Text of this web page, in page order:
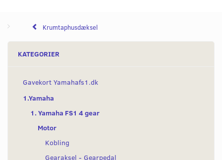
Krumtaphusdæksel
KATEGORIER
Gavekort Yamahafs1.dk
1.Yamaha
1. Yamaha FS1 4 gear
Motor
Kobling
Gearaksel - Gearpedal